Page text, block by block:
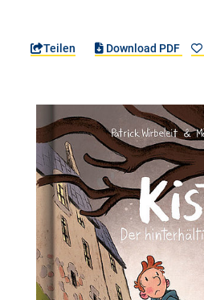
Teilen Download PDF